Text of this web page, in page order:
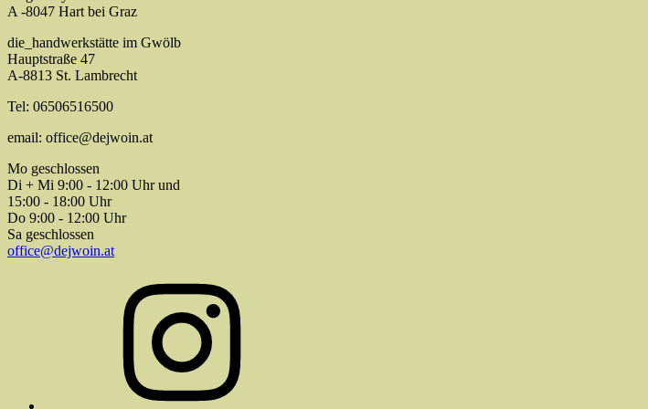
A -8047 Hart bei Graz
die_handwerkstätte im Gwölb
Hauptstraße 47
A-8813 St. Lambrecht
Tel: 06506516500
email: office@dejwoin.at
Mo geschlossen
Di + Mi 9:00 - 12:00 Uhr und
15:00 - 18:00 Uhr
Do 9:00 - 12:00 Uhr
Sa geschlossen
office@dejwoin.at